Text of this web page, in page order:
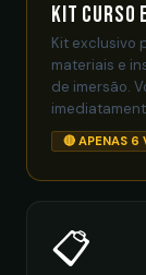
Kit Curso
Kit exclusivo
materiais e
de imersão.
🔴 APENAS
📋